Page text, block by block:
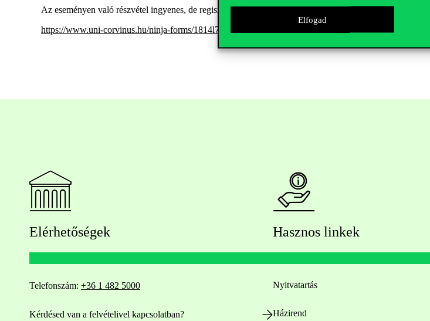
Elfogad
Az eseményen való részvétel ingyenes, de regisztrációhoz kötött. Regisztrálni az alábbi linken lehetséges:
https://www.uni-corvinus.hu/ninja-forms/1814l7r8
Elérhetőségek
Telefonszám: +36 1 482 5000
Kérdésed van a felvételivel kapcsolatban?
Hasznos linkek
Nyitvatartás
Házirend